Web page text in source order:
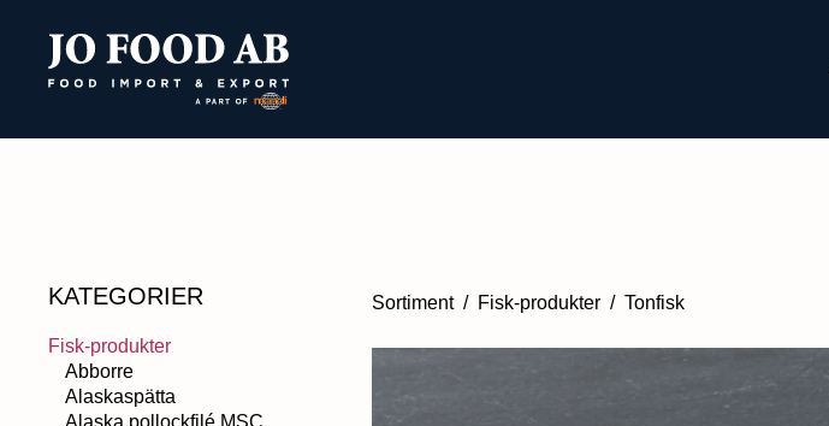
KATEGORIER
Fisk-produkter
Abborre
Alaskaspätta
Alaska pollockfilé MSC
Sortiment / Fisk-produkter / Tonfisk